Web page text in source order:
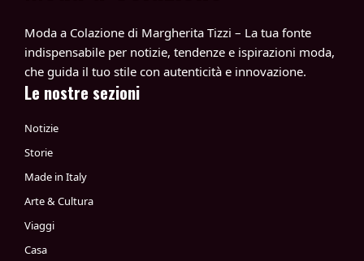
Moda a Colazione di Margherita Tizzi – La tua fonte
indispensabile per notizie, tendenze e ispirazioni moda,
che guida il tuo stile con autenticità e innovazione.
Le nostre sezioni
Notizie
Storie
Made in Italy
Arte & Cultura
Viaggi
Casa